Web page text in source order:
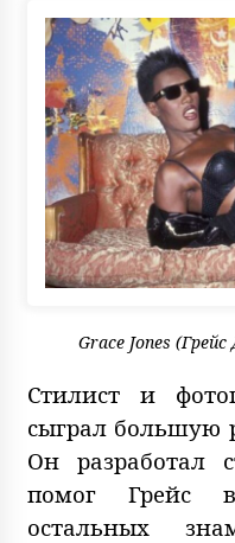
Grace Jones
Стилист и
сыграл большую
Он разработал
помог Грейс
остальных